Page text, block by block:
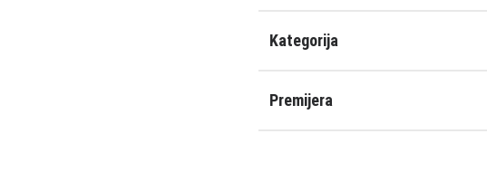
Kategorija
Premijera